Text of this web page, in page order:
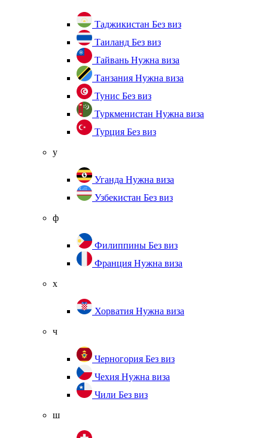
Таджикистан Без виз
Таиланд Без виз
Тайвань Нужна виза
Танзания Нужна виза
Тунис Без виз
Туркменистан Нужна виза
Турция Без виз
у
Уганда Нужна виза
Узбекистан Без виз
ф
Филиппины Без виз
Франция Нужна виза
х
Хорватия Нужна виза
ч
Черногория Без виз
Чехия Нужна виза
Чили Без виз
ш